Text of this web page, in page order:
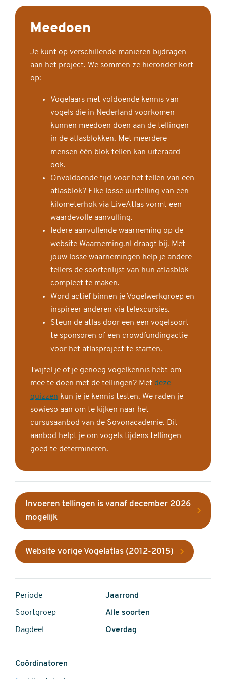
Meedoen
Je kunt op verschillende manieren bijdragen
aan het project. We sommen ze hieronder kort
op:
Vogelaars met voldoende kennis van
vogels die in Nederland voorkomen
kunnen meedoen doen aan de tellingen
in de atlasblokken. Met meerdere
mensen één blok tellen kan uiteraard
ook.
Onvoldoende tijd voor het tellen van een
atlasblok? Elke losse uurtelling van een
kilometerhok via LiveAtlas vormt een
waardevolle aanvulling.
Iedere aanvullende waarneming op de
website Waarneming.nl draagt bij. Met
jouw losse waarnemingen help je andere
tellers de soortenlijst van hun atlasblok
compleet te maken.
Word actief binnen je Vogelwerkgroep en
inspireer anderen via telexcursies.
Steun de atlas door een een vogelsoort
te sponsoren of een crowdfundingactie
voor het atlasproject te starten.
Twijfel je of je genoeg vogelkennis hebt om
mee te doen met de tellingen? Met deze
quizzen kun je je kennis testen. We raden je
sowieso aan om te kijken naar het
cursusaanbod van de Sovonacademie. Dit
aanbod helpt je om vogels tijdens tellingen
goed te determineren.
Invoeren tellingen is vanaf december 2026
mogelijk
Website vorige Vogelatlas (2012-2015)
Periode Jaarrond
Soortgroep Alle soorten
Dagdeel Overdag
Coördinatoren